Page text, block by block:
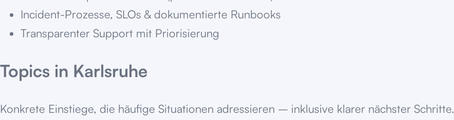
Incident-Prozesse, SLOs & dokumentierte Runbooks
Transparenter Support mit Priorisierung
Topics in Karlsruhe
Konkrete Einstiege, die häufige Situationen adressieren – inklusive klarer nächster Schritte.